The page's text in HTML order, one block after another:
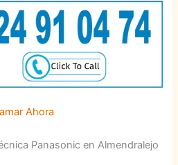
Ahora
Panasonic en Almendralejo